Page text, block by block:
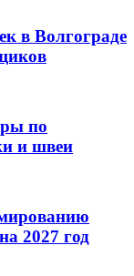
в Волгограде
по
и швеи
2027 год